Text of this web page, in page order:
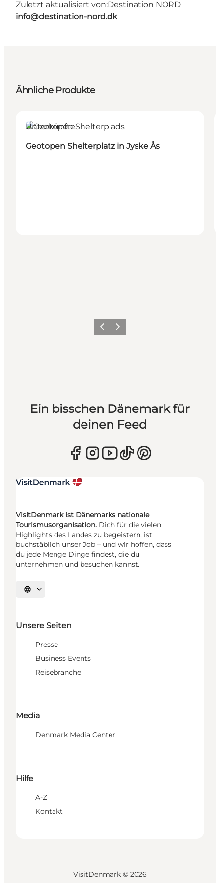
Zuletzt aktualisiert von:Destination NORD
info@destination-nord.dk
Ähnliche Produkte
Unterkünfte
Geotopen Shelterplatz in Jyske Ås
ZurückWeiter
Ein bisschen Dänemark für
deinen Feed
VisitDenmark ist Dänemarks nationale
Tourismusorganisation. Dich für die vielen
Highlights des Landes zu begeistern, ist
buchstäblich unser Job – und wir hoffen, dass
du jede Menge Dinge findest, die du
unternehmen und besuchen kannst.
Sprache auswählen
Unsere Seiten
Presse
Business Events
Reisebranche
Media
Denmark Media Center
Hilfe
A-Z
Kontakt
VisitDenmark © 2026